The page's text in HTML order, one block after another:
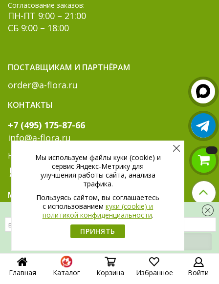
Скидка 300 рублей на первый заказ
на обработку своих
Согласование заказов:
ПН-ПТ 9:00 – 21:00
СБ 9:00 – 18:00
ПОСТАВЩИКАМ И ПАРТНЁРАМ
order@a-flora.ru
КОНТАКТЫ
+7 (495) 175-87-66
info@a-flora.ru
Написать нам:
МЫ В СОЦ. СЕТЯХ:
Главная Каталог Корзина Избранное Войти
Мы используем файлы куки (cookie) и
сервис Яндекс-Метрику для
улучшения работы сайта, анализа
трафика.
Пользуясь сайтом, вы соглашаетесь
c использованиемкуки (cookie) и
политикой конфиденциальности.
ПРИНЯТЬ